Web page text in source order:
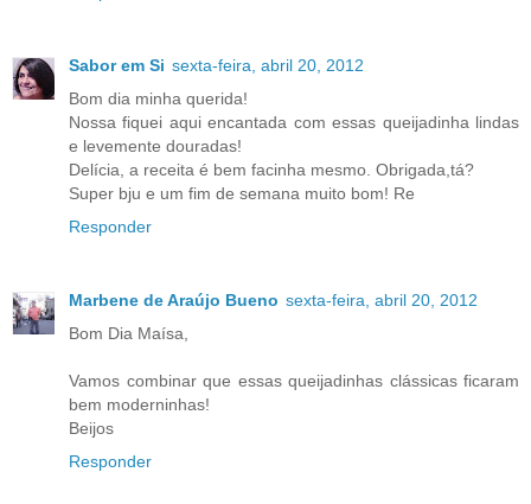
Sabor em Si sexta-feira, abril 20, 2012
Bom dia minha querida!
Nossa fiquei aqui encantada com essas queijadinha lindas
e levemente douradas!
Delícia, a receita é bem facinha mesmo. Obrigada,tá?
Super bju e um fim de semana muito bom! Re
Responder
Marbene de Araújo Bueno sexta-feira, abril 20, 2012
Bom Dia Maísa,
Vamos combinar que essas queijadinhas clássicas ficaram
bem moderninhas!
Beijos
Responder